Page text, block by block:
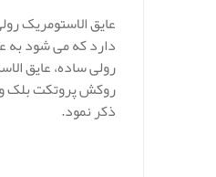
عایق الاستومریک
دارد که می شود به
رولی ساده، عایق
روکش پروتکت بلک و
ذکر نمود.